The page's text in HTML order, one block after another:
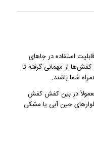
استفاده در جاهای
از مهمانی گرفته تا
شما باشند.
در بین کفش کفش
جین آبی یا مشکی